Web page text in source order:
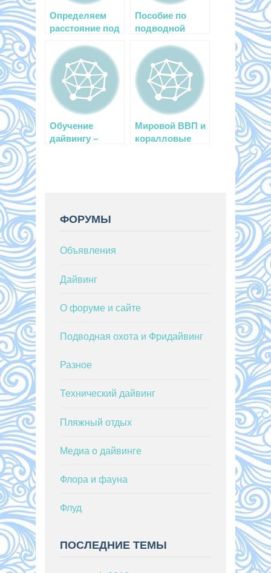
Определяем
расстояние под
Пособие по
подводной
русском языке
Обучение
дайвингу –
Мировой ВВП и
коралловые
ФОРУМЫ
Объявления
Дайвинг
О форуме и сайте
Подводная охота и Фридайвинг
Разное
Технический дайвинг
Пляжный отдых
Медиа о дайвинге
Флора и фауна
Флуд
ПОСЛЕДНИЕ ТЕМЫ